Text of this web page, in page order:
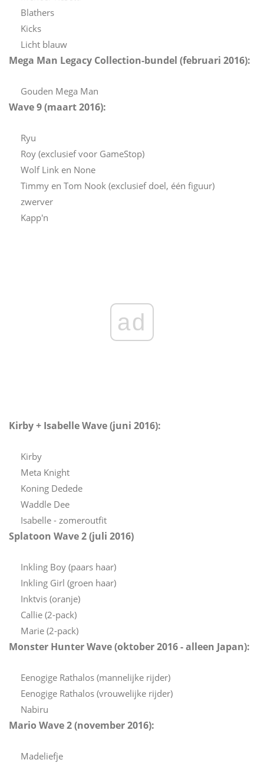
Blathers
Kicks
Licht blauw
Mega Man Legacy Collection-bundel (februari 2016):
Gouden Mega Man
Wave 9 (maart 2016):
Ryu
Roy (exclusief voor GameStop)
Wolf Link en None
Timmy en Tom Nook (exclusief doel, één figuur)
zwerver
Kapp'n
ad
Kirby + Isabelle Wave (juni 2016):
Kirby
Meta Knight
Koning Dedede
Waddle Dee
Isabelle - zomeroutfit
Splatoon Wave 2 (juli 2016)
Inkling Boy (paars haar)
Inkling Girl (groen haar)
Inktvis (oranje)
Callie (2-pack)
Marie (2-pack)
Monster Hunter Wave (oktober 2016 - alleen Japan):
Eenogige Rathalos (mannelijke rijder)
Eenogige Rathalos (vrouwelijke rijder)
Nabiru
Mario Wave 2 (november 2016):
Madeliefje